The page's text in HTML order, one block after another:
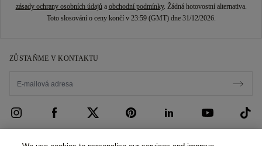
zásady ochrany osobních údajůa obchodní podmínky. Žádná hotovostní alternativa.
Toto slosování o ceny končí v 23:59 (GMT) dne 31/12/2026.
ZŮSTAŇME V KONTAKTU
PÉČE O ZÁKAZNÍKY